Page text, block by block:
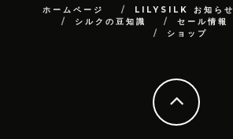
ホームページ LILYSILK お知らせ
シルクの豆知識
セール情報
ショップ